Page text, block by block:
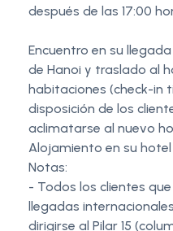
después de las 17:00
Encuentro en su
de Hanoi y traslado al
habitaciones (check-in
disposición de los
aclimatarse al nuevo
Alojamiento en su hotel
Notas:
- Todos los clientes
llegadas
dirigirse al Pilar 15